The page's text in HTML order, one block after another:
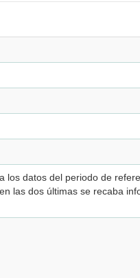
datos del periodo de
las dos últimas se recaba